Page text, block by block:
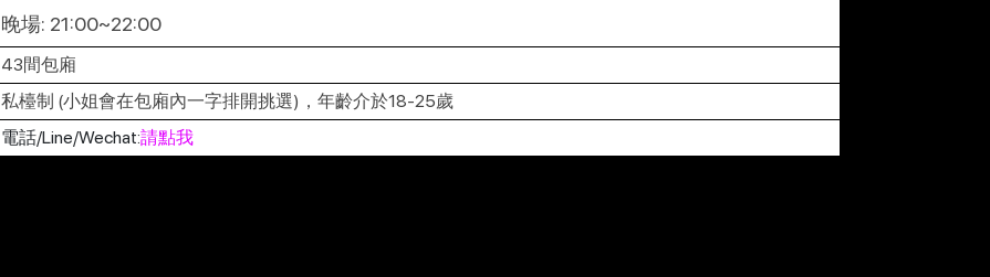
晚場: 21:00~22:00
43間包廂
私檯制 (小姐會在包廂內一字排開挑選)，年齡介於18-25歲
電話/Line/Wechat:請點我